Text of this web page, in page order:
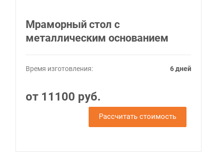
Мраморный стол с
металлическим основанием
Время изготовления: 6 дней
от 11100 руб.
Рассчитать стоимость